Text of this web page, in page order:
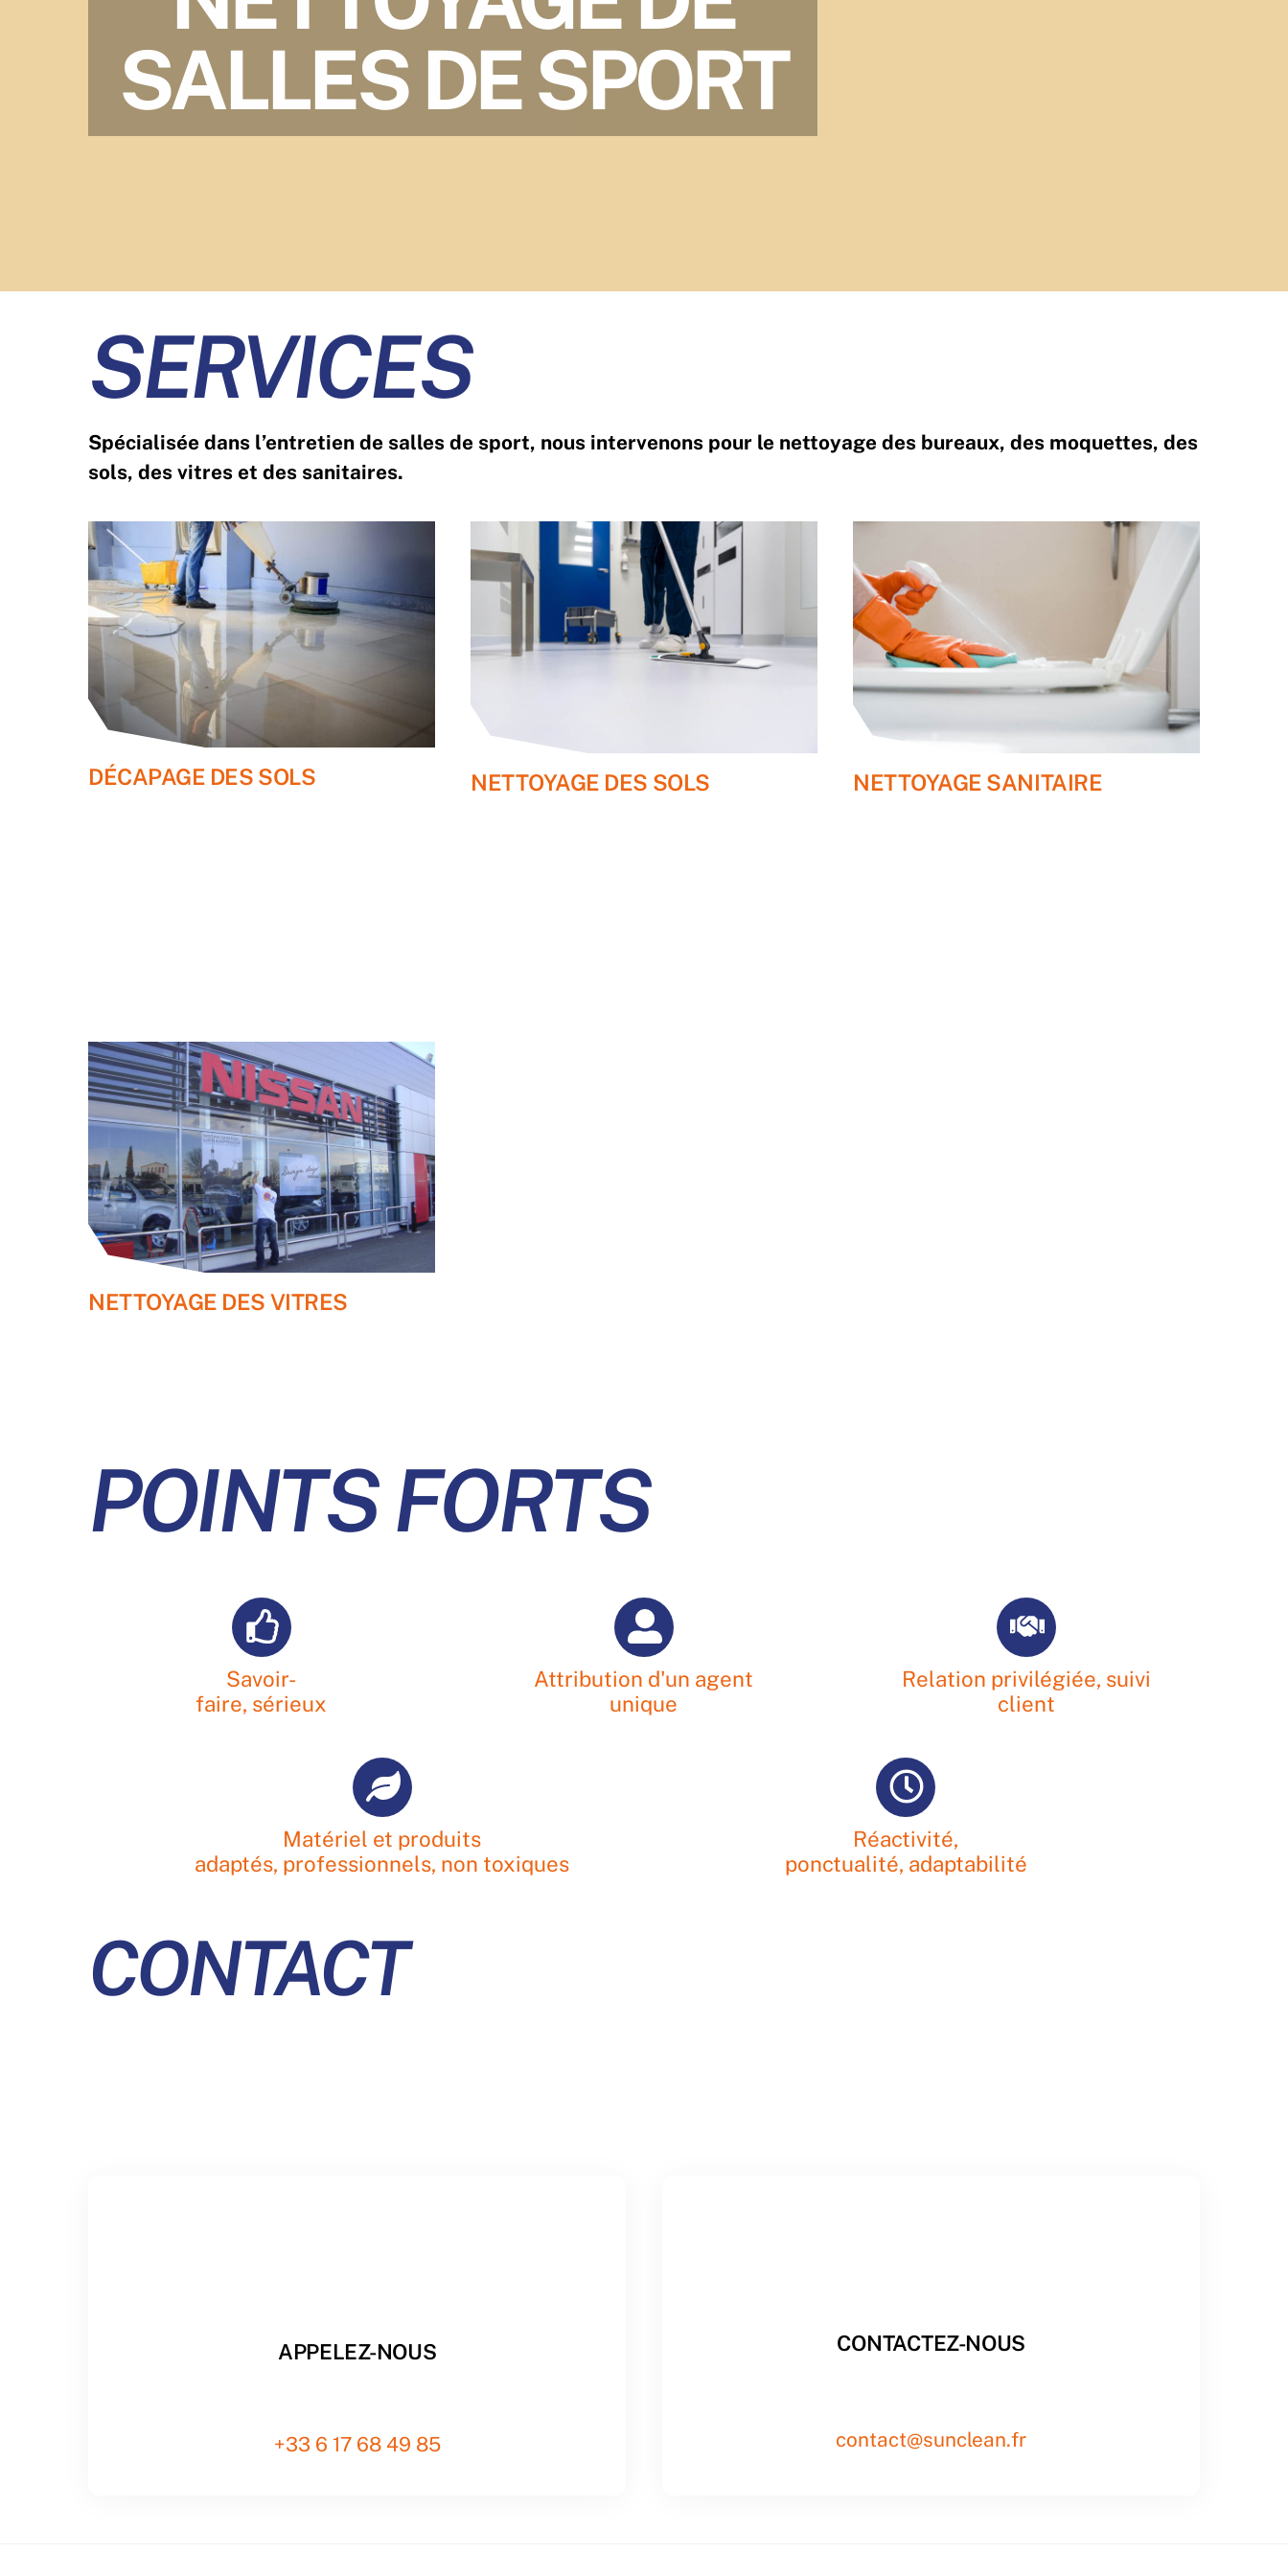
SALLES DE SPORT
SERVICES
Spécialisée dans l’entretien de salles de sport, nous intervenons pour le nettoyage des bureaux, des moquettes, des
sols, des vitres et des sanitaires.
DÉCAPAGE DES SOLS NETTOYAGE DES SOLS NETTOYAGE SANITAIRE
NETTOYAGE DES VITRES
POINTS FORTS
Savoir-
faire, sérieux
Attribution d'un agent
unique
Relation privilégiée, suivi
client
Matériel et produits
adaptés, professionnels, non toxiques
Réactivité,
ponctualité, adaptabilité
CONTACT
APPELEZ-NOUS
+33 6 17 68 49 85
CONTACTEZ-NOUS
contact@sunclean.fr